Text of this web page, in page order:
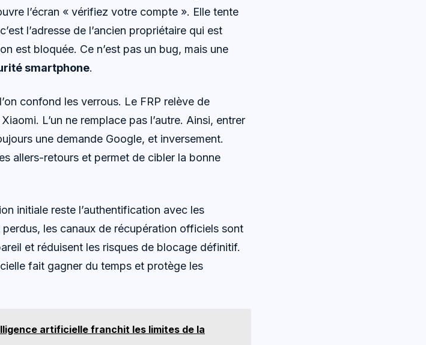
l’écran « vérifiez votre compte ». Elle tente
l’adresse de l’ancien propriétaire qui est
est bloquée. Ce n’est pas un bug, mais une
smartphone.
confond les verrous. Le FRP relève de
L’un ne remplace pas l’autre. Ainsi, entrer
une demande Google, et inversement.
allers-retours et permet de cibler la bonne
initiale reste l’authentification avec les
les canaux de récupération officiels sont
et réduisent les risques de blocage définitif.
fait gagner du temps et protège les
artificielle franchit les limites de la